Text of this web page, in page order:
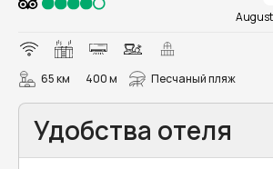
65 км 400 м Песчаный пляж
Удобства отеля